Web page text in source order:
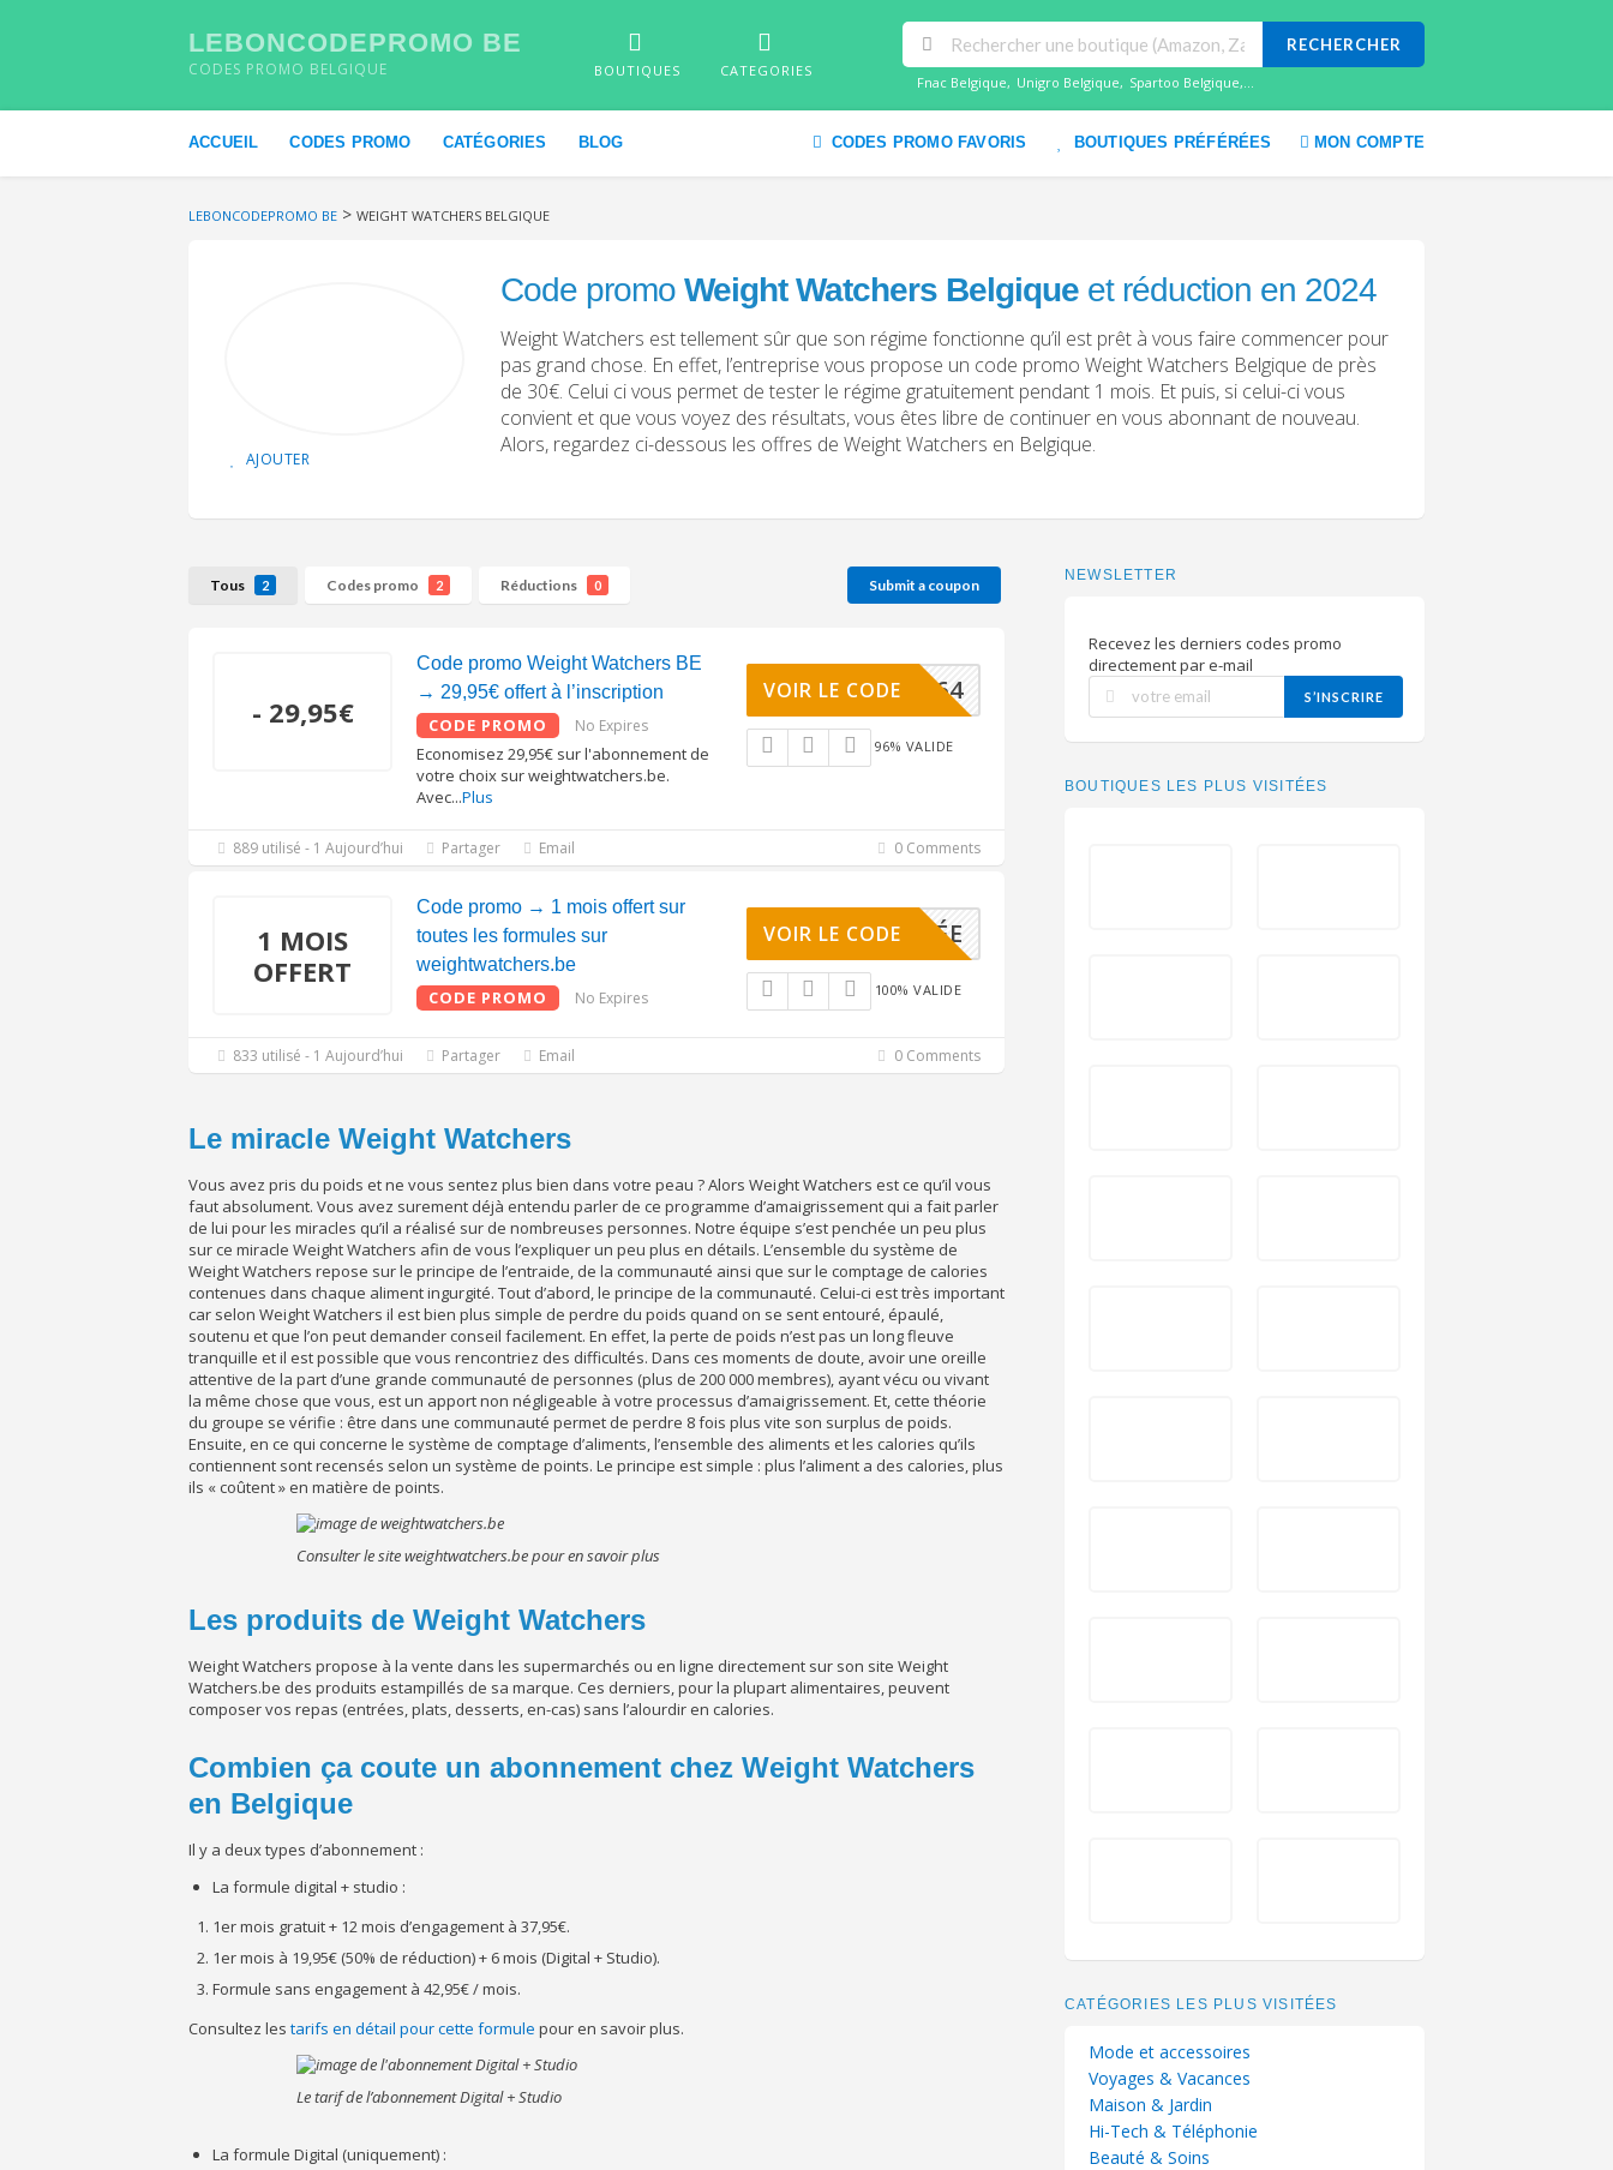
LEBONCODEPROMO BE
CODES PROMO BELGIQUE BOUTIQUES CATEGORIES
RECHERCHER
Fnac Belgique, Unigro Belgique, Spartoo Belgique,...
ACCUEIL CODES PROMO CATÉGORIES BLOG CODES PROMO FAVORIS BOUTIQUES PRÉFÉRÉES MON COMPTE
LEBONCODEPROMO BE > WEIGHT WATCHERS BELGIQUE
AJOUTER
Code promo Weight Watchers Belgique et réduction en 2024
Weight Watchers est tellement sûr que son régime fonctionne qu’il est prêt à vous faire commencer pour
pas grand chose. En effet, l’entreprise vous propose un code promo Weight Watchers Belgique de près
de 30€. Celui ci vous permet de tester le régime gratuitement pendant 1 mois. Et puis, si celui-ci vous
convient et que vous voyez des résultats, vous êtes libre de continuer en vous abonnant de nouveau.
Alors, regardez ci-dessous les offres de Weight Watchers en Belgique.
Tous 2 Codes promo 2 Réductions 0 Submit a coupon
- 29,95€
Code promo Weight Watchers BE
→ 29,95€ offert à l’inscription
CODE PROMO No Expires
Economisez 29,95€ sur l'abonnement de
votre choix sur weightwatchers.be.
Avec...Plus
46-28464
VOIR LE CODE
96% VALIDE
889 utilisé - 1 Aujourd’hui Partager Email 0 Comments
1 MOIS
OFFERT
Code promo → 1 mois offert sur
toutes les formules sur
weightwatchers.be
CODE PROMO No Expires
ACTIVÉE
VOIR LE CODE
100% VALIDE
833 utilisé - 1 Aujourd’hui Partager Email 0 Comments
Le miracle Weight Watchers
Vous avez pris du poids et ne vous sentez plus bien dans votre peau ? Alors Weight Watchers est ce qu’il vous
faut absolument. Vous avez surement déjà entendu parler de ce programme d’amaigrissement qui a fait parler
de lui pour les miracles qu’il a réalisé sur de nombreuses personnes. Notre équipe s’est penchée un peu plus
sur ce miracle Weight Watchers afin de vous l’expliquer un peu plus en détails. L’ensemble du système de
Weight Watchers repose sur le principe de l’entraide, de la communauté ainsi que sur le comptage de calories
contenues dans chaque aliment ingurgité. Tout d’abord, le principe de la communauté. Celui-ci est très important
car selon Weight Watchers il est bien plus simple de perdre du poids quand on se sent entouré, épaulé,
soutenu et que l’on peut demander conseil facilement. En effet, la perte de poids n’est pas un long fleuve
tranquille et il est possible que vous rencontriez des difficultés. Dans ces moments de doute, avoir une oreille
attentive de la part d’une grande communauté de personnes (plus de 200 000 membres), ayant vécu ou vivant
la même chose que vous, est un apport non négligeable à votre processus d’amaigrissement. Et, cette théorie
du groupe se vérifie : être dans une communauté permet de perdre 8 fois plus vite son surplus de poids.
Ensuite, en ce qui concerne le système de comptage d’aliments, l’ensemble des aliments et les calories qu’ils
contiennent sont recensés selon un système de points. Le principe est simple : plus l’aliment a des calories, plus
ils « coûtent » en matière de points.
Consulter le site weightwatchers.be pour en savoir plus
Les produits de Weight Watchers
Weight Watchers propose à la vente dans les supermarchés ou en ligne directement sur son site Weight
Watchers.be des produits estampillés de sa marque. Ces derniers, pour la plupart alimentaires, peuvent
composer vos repas (entrées, plats, desserts, en-cas) sans l’alourdir en calories.
Combien ça coute un abonnement chez Weight Watchers
en Belgique
Il y a deux types d’abonnement :
La formule digital + studio :
1er mois gratuit + 12 mois d’engagement à 37,95€.
1er mois à 19,95€ (50% de réduction) + 6 mois (Digital + Studio).
Formule sans engagement à 42,95€ / mois.
Consultez les tarifs en détail pour cette formule pour en savoir plus.
Le tarif de l’abonnement Digital + Studio
La formule Digital (uniquement) :
NEWSLETTER
Recevez les derniers codes promo
directement par e-mail
S’INSCRIRE
BOUTIQUES LES PLUS VISITÉES
CATÉGORIES LES PLUS VISITÉES
Mode et accessoires
Voyages & Vacances
Maison & Jardin
Hi-Tech & Téléphonie
Beauté & Soins